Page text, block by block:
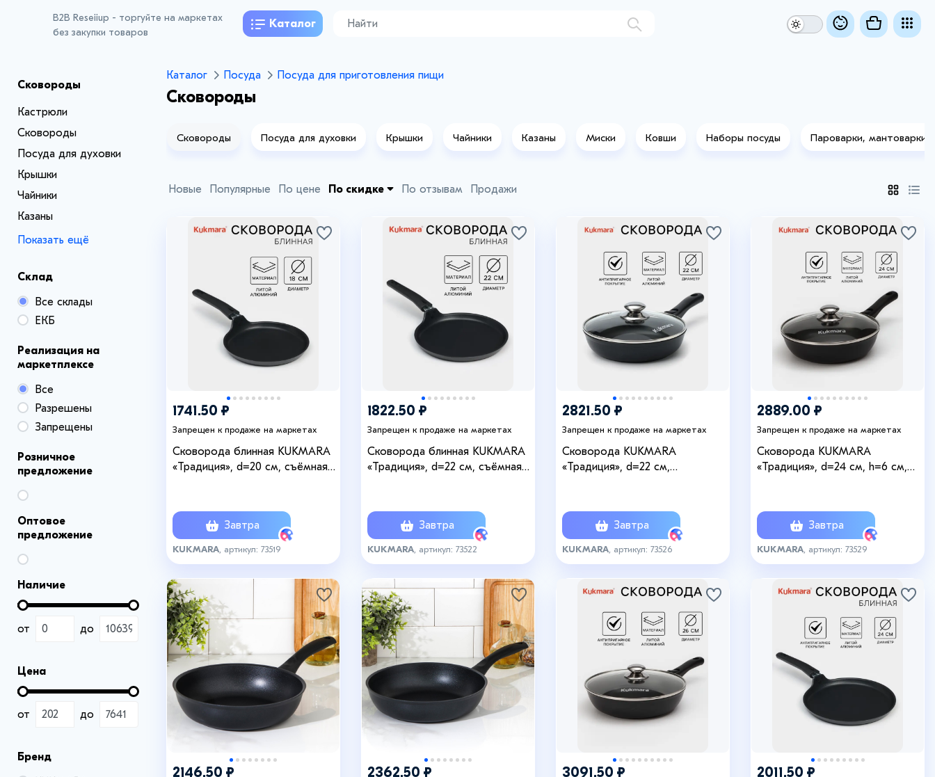
B2B Reseiiup - торгуйте на маркетах
без закупки товаров
Каталог
Сковороды
Кастрюли
Сковороды
Посуда для духовки
Крышки
Чайники
Казаны
Показать ещё
Склад
Все склады
ЕКБ
Реализация на
маркетплексе
Все
Разрешены
Запрещены
Розничное
предложение
Оптовое
предложение
Наличие
от до
Цена
от до
Бренд
Каталог Посуда Посуда для приготовления пищи
Сковороды
Сковороды Посуда для духовки Крышки Чайники Казаны Миски Ковши Наборы посуды Пароварки, мантоварки
Новые Популярные По цене По скидке По отзывам Продажи
1741.50 ₽
Запрещен к продаже на маркетах
Сковорода блинная KUKMARA
«Традиция», d=20 см, съёмная
Завтра
KUKMARA , артикул: 73519
1822.50 ₽
Запрещен к продаже на маркетах
Сковорода блинная KUKMARA
«Традиция», d=22 см, съёмная
Завтра
KUKMARA , артикул: 73522
2821.50 ₽
Запрещен к продаже на маркетах
Сковорода KUKMARA
«Традиция», d=22 см,
алюминий, чёрный
Завтра
KUKMARA , артикул: 73526
+1
2889.00 ₽
Запрещен к продаже на маркетах
Сковорода KUKMARA
«Традиция», d=24 см, h=6 см,
литой алюминий, чёрная
Завтра
KUKMARA , артикул: 73529
2146.50 ₽ 2362.50 ₽
+1
3091.50 ₽ 2011.50 ₽